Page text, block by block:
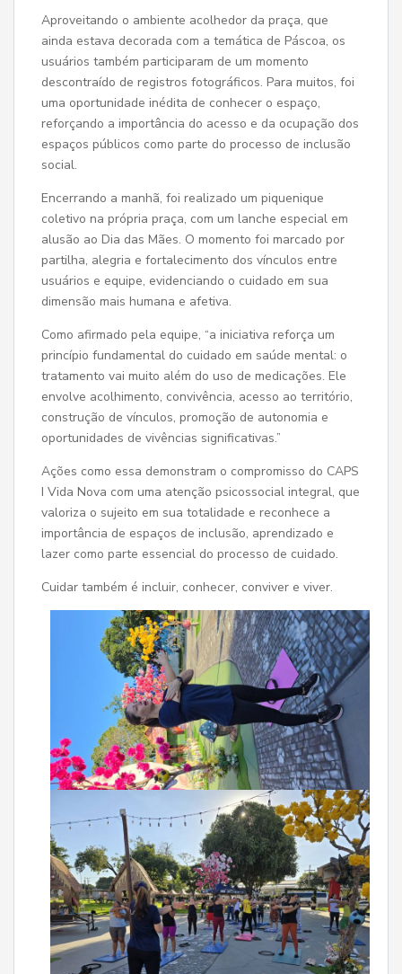
Aproveitando o ambiente acolhedor da praça, que
ainda estava decorada com a temática de Páscoa, os
usuários também participaram de um momento
descontraído de registros fotográficos. Para muitos, foi
uma oportunidade inédita de conhecer o espaço,
reforçando a importância do acesso e da ocupação dos
espaços públicos como parte do processo de inclusão
social.
Encerrando a manhã, foi realizado um piquenique
coletivo na própria praça, com um lanche especial em
alusão ao Dia das Mães. O momento foi marcado por
partilha, alegria e fortalecimento dos vínculos entre
usuários e equipe, evidenciando o cuidado em sua
dimensão mais humana e afetiva.
Como afirmado pela equipe, “a iniciativa reforça um
princípio fundamental do cuidado em saúde mental: o
tratamento vai muito além do uso de medicações. Ele
envolve acolhimento, convivência, acesso ao território,
construção de vínculos, promoção de autonomia e
oportunidades de vivências significativas.”
Ações como essa demonstram o compromisso do CAPS
I Vida Nova com uma atenção psicossocial integral, que
valoriza o sujeito em sua totalidade e reconhece a
importância de espaços de inclusão, aprendizado e
lazer como parte essencial do processo de cuidado.
Cuidar também é incluir, conhecer, conviver e viver.